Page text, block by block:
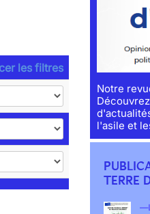
les filtres
Notre
l'asile et
TERRE